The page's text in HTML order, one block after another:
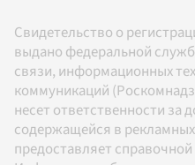
Свидетельство о
выдано федеральной
связи, информационных
коммуникаций
несет ответственности за
содержащейся в
предоставляет